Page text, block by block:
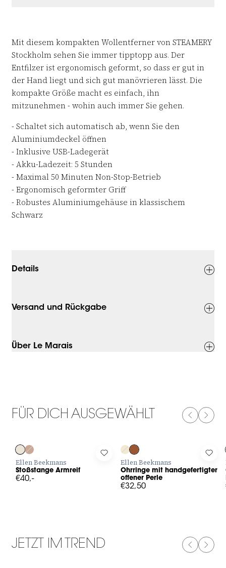
Mit diesem kompakten Wollentferner von STEAMERY
Stockholm sehen Sie immer tipptopp aus. Der
Entfilzer ist ergonomisch geformt, so dass er gut in
der Hand liegt und sich gut manövrieren lässt. Die
kompakte Größe macht es einfach, ihn
mitzunehmen - wohin auch immer Sie gehen.
- Schaltet sich automatisch ab, wenn Sie den
Aluminiumdeckel öffnen
- Inklusive USB-Ladegerät
- Akku-Ladezeit: 5 Stunden
- Maximal 50 Minuten Non-Stop-Betrieb
- Ergonomisch geformter Griff
- Robustes Aluminiumgehäuse in klassischem
Schwarz
Details
Versand und Rückgabe
Über Le Marais
FÜR DICH AUSGEWÄHLT
in to add Stoßstange Armreif to your wishlist
Ellen Beekmans
Stoßstange Armreif
€40,-
Log in to add Ohrringe mit
Ellen Beekmans
Ohrringe mit handgefertigter
offener Perle
€32,50
Log
JETZT IM TREND